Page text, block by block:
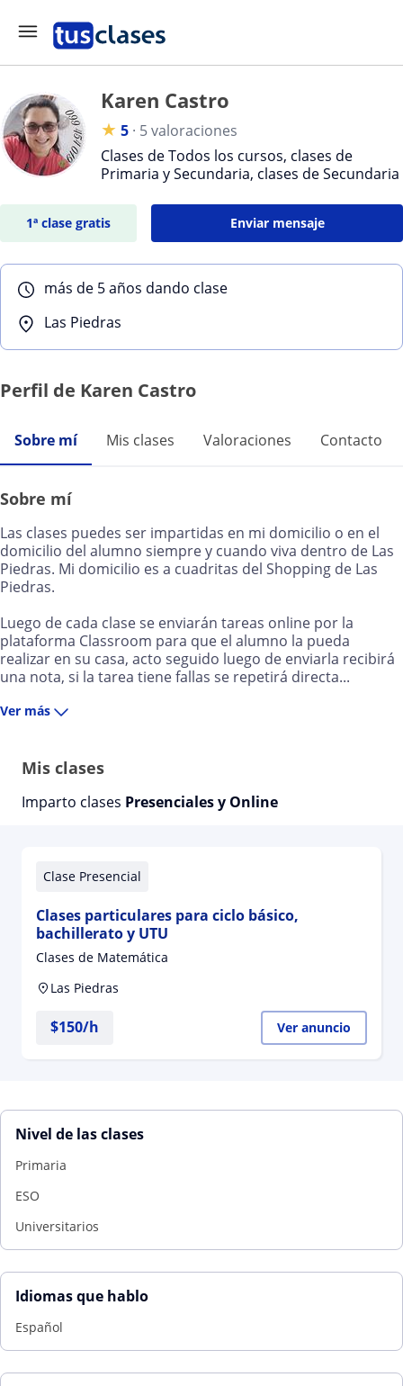
Karen Castro
★ 5 · 5 valoraciones
Clases de Todos los cursos, clases de
Primaria y Secundaria, clases de Secundaria
1ª clase gratis Enviar mensaje
más de 5 años dando clase
Las Piedras
Perfil de Karen Castro
Sobre mí Mis clases Valoraciones Contacto
Sobre mí
Las clases puedes ser impartidas en mi domicilio o en el
domicilio del alumno siempre y cuando viva dentro de Las
Piedras. Mi domicilio es a cuadritas del Shopping de Las
Piedras.
Luego de cada clase se enviarán tareas online por la
plataforma Classroom para que el alumno la pueda
realizar en su casa, acto seguido luego de enviarla recibirá
una nota, si la tarea tiene fallas se repetirá directa...
Ver más
Mis clases
Imparto clases Presenciales y Online
Clase Presencial
Clases particulares para ciclo básico,
bachillerato y UTU
Clases de Matemática
Las Piedras
$150/h Ver anuncio
Nivel de las clases
Primaria
ESO
Universitarios
Idiomas que hablo
Español